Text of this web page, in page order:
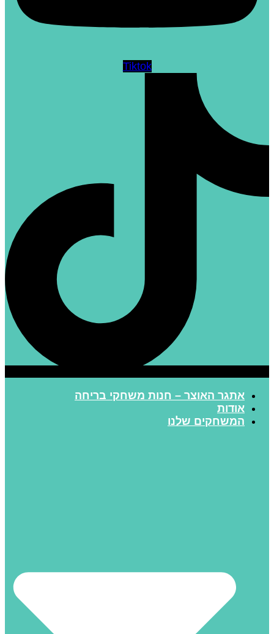
Tiktok
אתגר האוצר – חנות משחקי בריחה
אודות
המשחקים שלנו